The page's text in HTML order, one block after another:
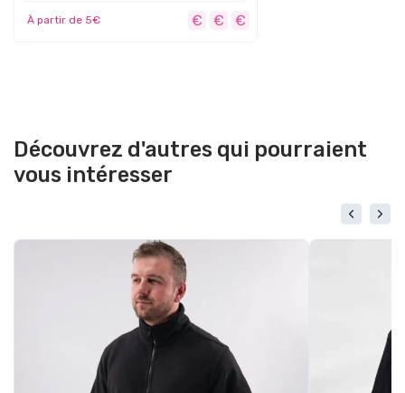
À partir de 5€
Découvrez d'autres qui pourraient
vous intéresser